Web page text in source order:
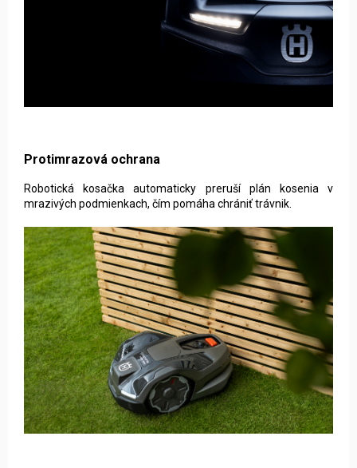
Protimrazová ochrana
Robotická kosačka automaticky preruší plán kosenia v
mrazivých podmienkach, čím pomáha chrániť trávnik.